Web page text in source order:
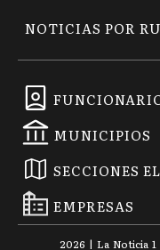
MUNICIPIOS
SECCIONES
EMPRESAS
NOTICIAS POR
2026 | La Noticia 1